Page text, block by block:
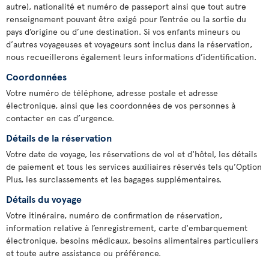
autre), nationalité et numéro de passeport ainsi que tout autre
renseignement pouvant être exigé pour l’entrée ou la sortie du
pays d’origine ou d’une destination. Si vos enfants mineurs ou
d’autres voyageuses et voyageurs sont inclus dans la réservation,
nous recueillerons également leurs informations d’identification.
Coordonnées
Votre numéro de téléphone, adresse postale et adresse
électronique, ainsi que les coordonnées de vos personnes à
contacter en cas d’urgence.
Détails de la réservation
Votre date de voyage, les réservations de vol et d'hôtel, les détails
de paiement et tous les services auxiliaires réservés tels qu’Option
Plus, les surclassements et les bagages supplémentaires.
Détails du voyage
Votre itinéraire, numéro de confirmation de réservation,
information relative à l’enregistrement, carte d'embarquement
électronique, besoins médicaux, besoins alimentaires particuliers
et toute autre assistance ou préférence.